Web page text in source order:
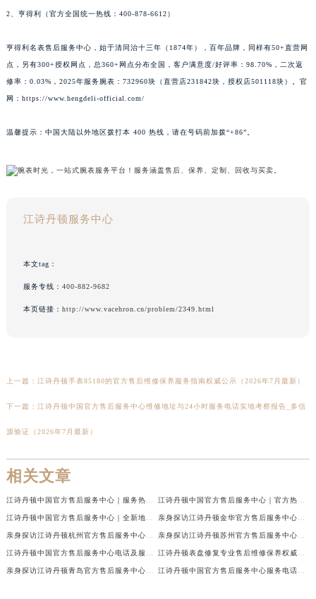
2、亨得利（官方全国统一热线：400-878-6612）
亨得利名表售后服务中心，始于清同治十三年（1874年），百年品牌，同样有50+直营网
点，另有300+授权网点，总360+网点分布全国，客户满意度/好评率：98.70%，二次返
修率：0.03%，2025年服务腕表：732960块（直营店231842块，授权店501118块）。官
网：https://www.hengdeli-official.com/
温馨提示：中国大陆以外地区拨打本 400 热线，请在号码前加拨“+86”。
江诗丹顿服务中心
本文tag：
服务专线： 400-882-9682
本页链接： http://www.vacehron.cn/problem/2349.html
上一篇： 江诗丹顿手表85180的官方售后维修保养服务指南权威公示（2026年7月最新）
下一篇： 江诗丹顿中国官方售后服务中心维修地址与24小时服务电话实地考察报告_多信
源验证（2026年7月最新）
相关文章